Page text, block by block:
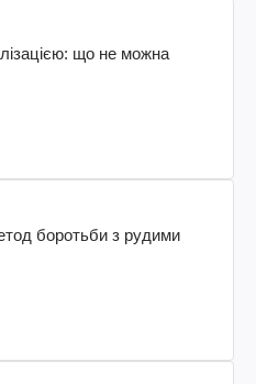
що не можна
боротьби з рудими